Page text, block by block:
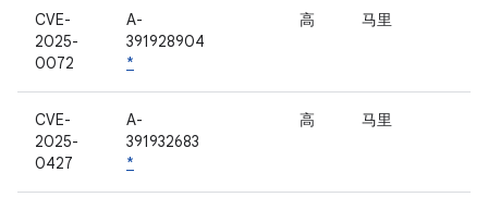
CVE-
2025-
0072
A-
391928904
*
高 马里
CVE-
2025-
0427
A-
391932683
*
高 马里